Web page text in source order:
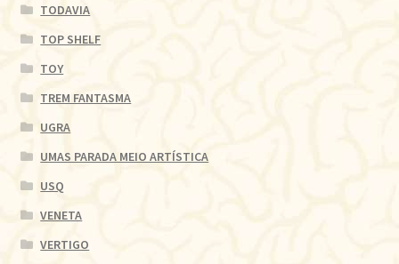
TODAVIA
TOP SHELF
TOY
TREM FANTASMA
UGRA
UMAS PARADA MEIO ARTÍSTICA
USQ
VENETA
VERTIGO